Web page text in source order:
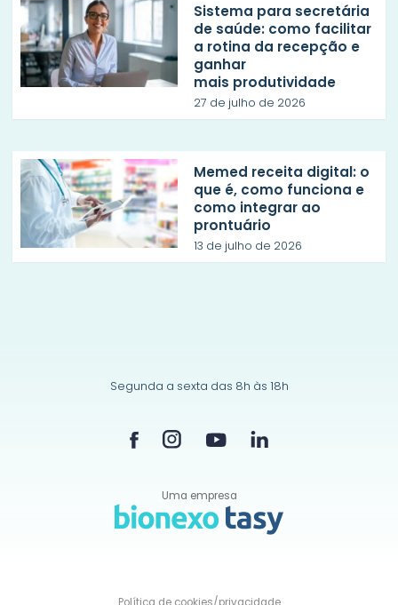
Sistema para secretária
de saúde: como facilitar
a rotina da recepção e
ganhar
mais produtividade
27 de julho de 2026
Memed receita digital: o
que é, como funciona e
como integrar ao
prontuário
13 de julho de 2026
Segunda a sexta das 8h às 18h
Uma empresa